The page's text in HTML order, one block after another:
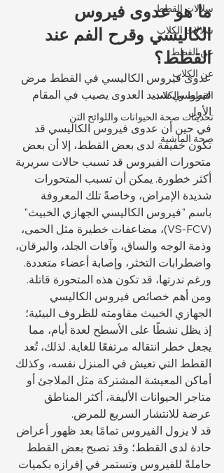
سلالات القطط
سلالات الكلاب
عن القطط
عن الكلاب
القطط والكلاب
تحديثات صحة الحيوانات واللوائح التن
صحة الماشية
ما هو عدوى فيروس
الكاليسي وقرح الفم عند
القطط؟
عدوى فيروس الكاليسي في القطط مرض
فيروسي شديد العدوى يصيب في المقام
الأول
في حين أن عدوى فيروس الكاليسي قد
تكون خفيفة لدى بعض القطط، إلا أن بعض
متحورات الفيروس قد تسبب حالات سريرية
أكثر خطورة. يمكن أن تسبب المتحورات
شديدة الإمراض، وخاصةً تلك المعروفة
باسم "فيروس الكاليسي الجهازي الخبيث"
(VS-FCV)، مضاعفات خطيرة مثل الحمى،
وذمة الوجه والساق، وآفات الجلد، واليرقان،
واضطرابات التخثر، وإصابة أعضاء متعددة.
ورغم ندرتها، قد تكون هذه المتحورة قاتلة.
ومن أهم خصائص فيروس الكاليسي
الجهازي الخبيث مقاومته للظروف البيئية؛
إذ يظل نشطًا على الأسطح لعدة أيام، مما
يجعل خطر انتقاله مرتفعًا للغاية. لذلك، تُعد
القطط التي تعيش في المنزل نفسه، وكذلك
أماكن المعيشة المشتركة مثل الملاجئ أو
متاجر الحيوانات الأليفة، أكثر المناطق
عرضة للانتشار السريع للمرض.
قد لا يزول الفيروس تمامًا بعد ظهور أعراض
حادة لدى القطط؛ وقد تصبح بعض القطط
حاملةً للفيروس وتستمر في إفرازه بكميات